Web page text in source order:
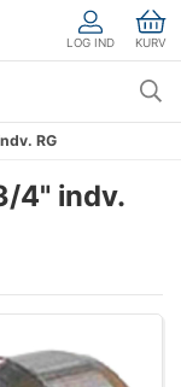
LOG IND KURV
RG
4" indv.